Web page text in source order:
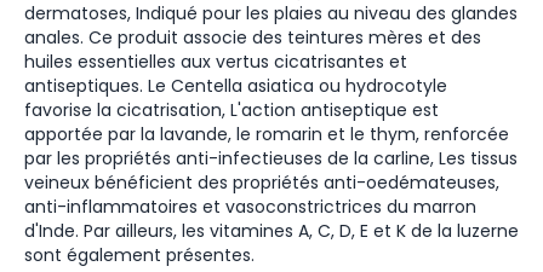
dermatoses, Indiqué pour les plaies au niveau des glandes
anales. Ce produit associe des teintures mères et des
huiles essentielles aux vertus cicatrisantes et
antiseptiques. Le Centella asiatica ou hydrocotyle
favorise la cicatrisation, L'action antiseptique est
apportée par la lavande, le romarin et le thym, renforcée
par les propriétés anti-infectieuses de la carline, Les tissus
veineux bénéficient des propriétés anti-oedémateuses,
anti-inflammatoires et vasoconstrictrices du marron
d'Inde. Par ailleurs, les vitamines A, C, D, E et K de la luzerne
sont également présentes.